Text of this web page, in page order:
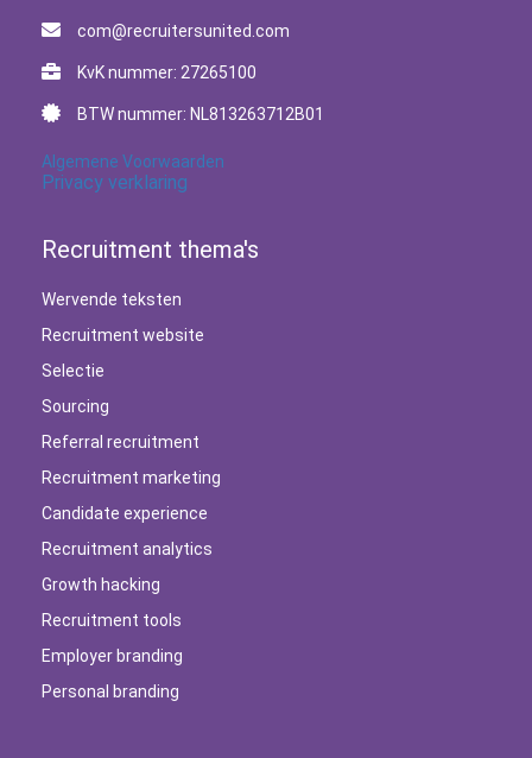
com@recruitersunited.com
KvK nummer: 27265100
BTW nummer: NL813263712B01
Algemene Voorwaarden
Privacy verklaring
Recruitment thema's
Wervende teksten
Recruitment website
Selectie
Sourcing
Referral recruitment
Recruitment marketing
Candidate experience
Recruitment analytics
Growth hacking
Recruitment tools
Employer branding
Personal branding